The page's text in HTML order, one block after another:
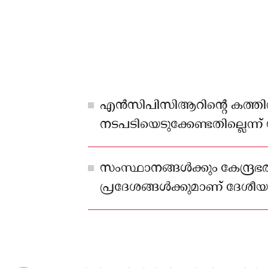
എന്‍സിപിസിആറിന്റെ
വ്യക്തമാക്കി
സംസ്ഥാനങ്ങള്‍ക്കും
പ്രദേശങ്ങള്‍ക്കുമാണ്
കമ്മീഷന്‍ ചെയര്‍മാന്‍